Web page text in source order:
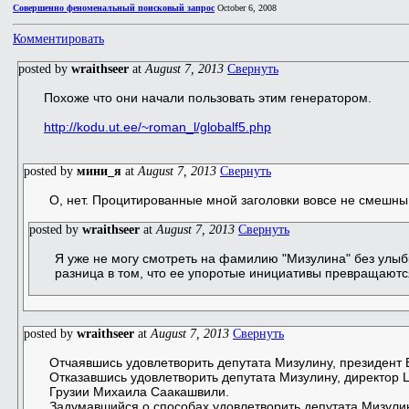
Совершенно феноменальный поисковый запрос October 6, 2008
Комментировать
posted by wraithseer at August 7, 2013 Свернуть
Похоже что они начали пользовать этим генератором.
http://kodu.ut.ee/~roman_l/globalf5.php
posted by мини_я at August 7, 2013 Свернуть
О, нет. Процитированные мной заголовки вовсе не
posted by wraithseer at August 7, 2013 Свернуть
Я уже не могу смотреть на фамилию "Мизулина" без
разница в том, что ее упоротые инициативы
posted by wraithseer at August 7, 2013 Свернуть
Отчаявшись удовлетворить депутата Мизулину,
Отказавшись удовлетворить депутата Мизулину,
Грузии Михаила Саакашвили.